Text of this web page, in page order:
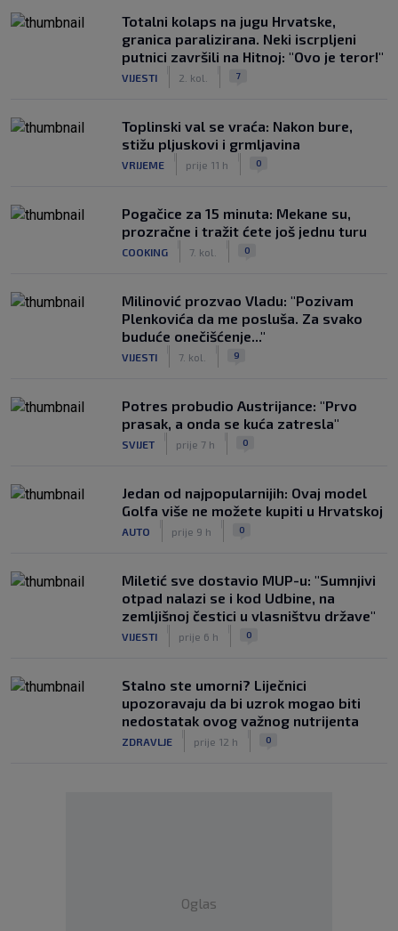
Totalni kolaps na jugu Hrvatske,
granica paralizirana. Neki iscrpljeni
putnici završili na Hitnoj: "Ovo je teror!"
VIJESTI 2. kol. 7
Toplinski val se vraća: Nakon bure,
stižu pljuskovi i grmljavina
VRIJEME prije 11 h 0
Pogačice za 15 minuta: Mekane su,
prozračne i tražit ćete još jednu turu
COOKING 7. kol. 0
Milinović prozvao Vladu: "Pozivam
Plenkovića da me posluša. Za svako
buduće onečišćenje..."
VIJESTI 7. kol. 9
Potres probudio Austrijance: "Prvo
prasak, a onda se kuća zatresla"
SVIJET prije 7 h 0
Jedan od najpopularnijih: Ovaj model
Golfa više ne možete kupiti u Hrvatskoj
AUTO prije 9 h 0
Miletić sve dostavio MUP-u: "Sumnjivi
otpad nalazi se i kod Udbine, na
zemljišnoj čestici u vlasništvu države"
VIJESTI prije 6 h 0
Stalno ste umorni? Liječnici
upozoravaju da bi uzrok mogao biti
nedostatak ovog važnog nutrijenta
ZDRAVLJE prije 12 h 0
Oglas